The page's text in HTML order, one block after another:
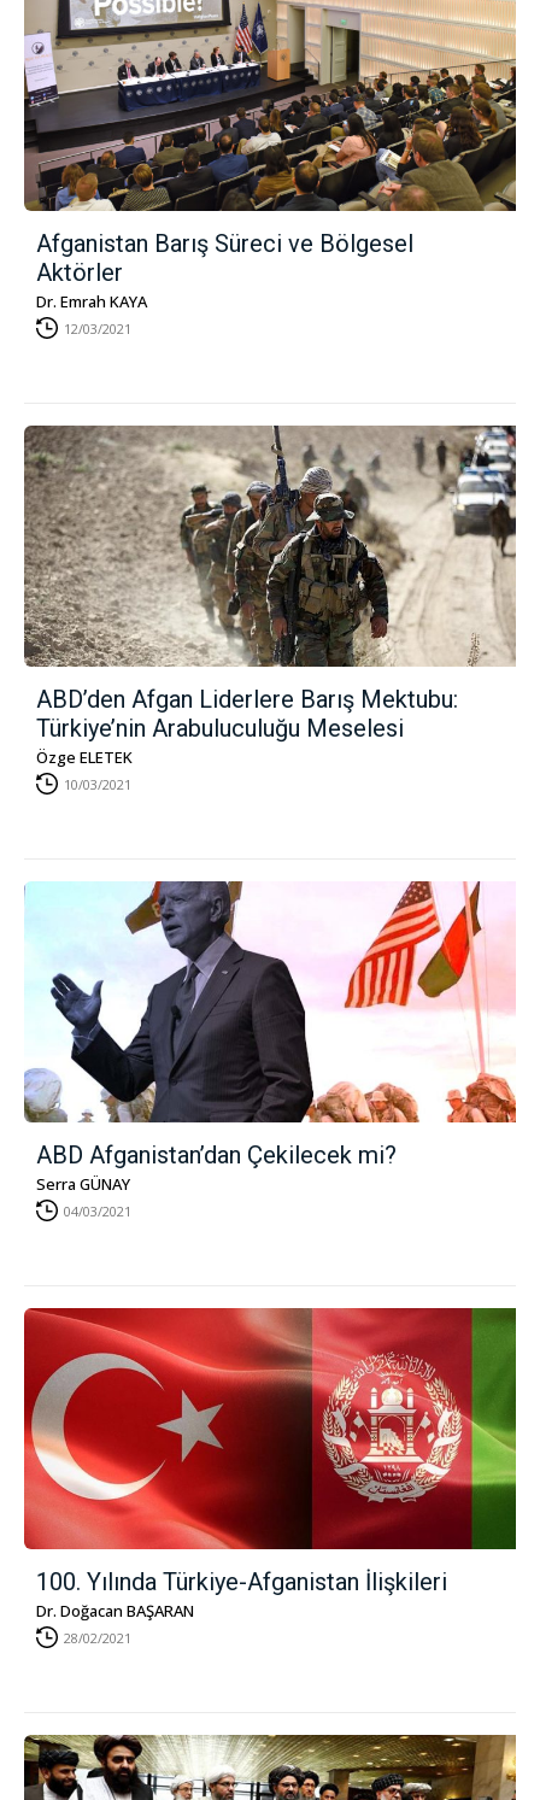
Afganistan Barış Süreci ve Bölgesel
Aktörler
Dr. Emrah KAYA
12/03/2021
ABD’den Afgan Liderlere Barış Mektubu:
Türkiye’nin Arabuluculuğu Meselesi
Özge ELETEK
10/03/2021
ABD Afganistan’dan Çekilecek mi?
Serra GÜNAY
04/03/2021
100. Yılında Türkiye-Afganistan İlişkileri
Dr. Doğacan BAŞARAN
28/02/2021